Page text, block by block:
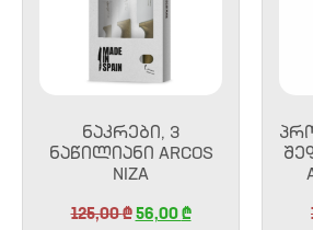
ᲜᲐᲙᲠᲔᲑᲘ, 3
ᲜᲐᲬᲘᲚᲘᲐᲜᲘ ARCOS
NIZA
125,00₾56,00₾